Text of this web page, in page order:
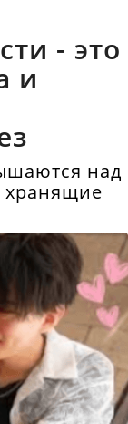
- это
и
над
хранящие